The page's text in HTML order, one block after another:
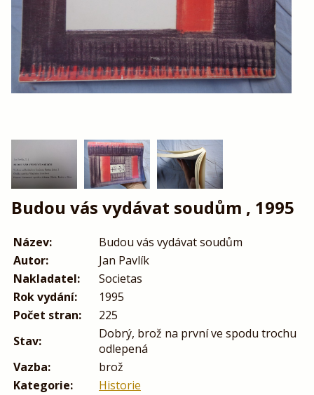
Budou vás vydávat soudům , 1995
Název:
Budou vás vydávat soudům
Autor:
Jan Pavlík
Nakladatel:
Societas
Rok vydání:
1995
Počet stran:
225
Stav:
Dobrý, brož na první ve spodu trochu
odlepená
Vazba:
brož
Kategorie:
Historie